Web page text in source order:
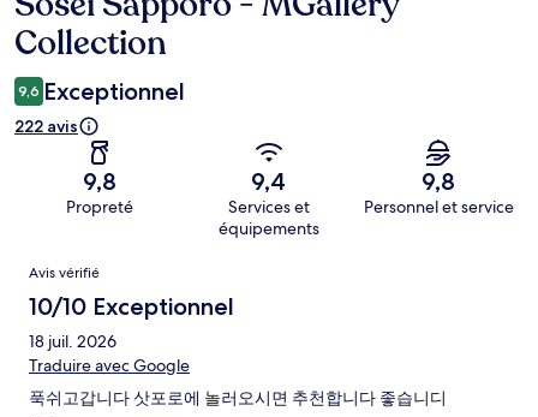
Collection
9,6 Exceptionnel
222 avis
9,8
Propreté
9,4
Services et
équipements
9,8
Personnel et service
Avis
Avis vérifié
10/10 Exceptionnel
18 juil. 2026
Traduire avec Google
푹쉬고갑니다 삿포로에 놀러오시면 추천합니다 좋습니디